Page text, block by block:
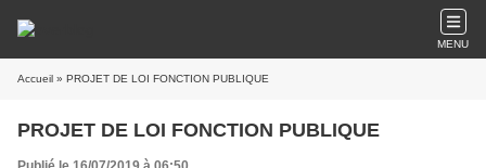
MENU
Accueil » PROJET DE LOI FONCTION PUBLIQUE
PROJET DE LOI FONCTION PUBLIQUE